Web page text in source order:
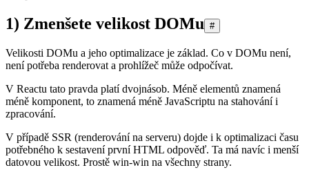
1) Zmenšete velikost DOMu #
Velikosti DOMu a jeho optimalizace je základ. Co v DOMu není,
není potřeba renderovat a prohlížeč může odpočívat.
V Reactu tato pravda platí dvojnásob. Méně elementů znamená
méně komponent, to znamená méně JavaScriptu na stahování i
zpracování.
V případě SSR (renderování na serveru) dojde i k optimalizaci času
potřebného k sestavení první HTML odpověď. Ta má navíc i menší
datovou velikost. Prostě win-win na všechny strany.